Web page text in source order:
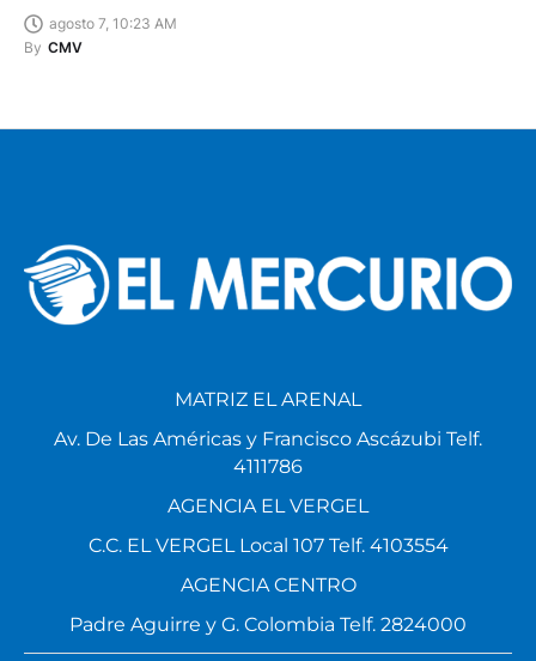
agosto 7, 10:23 AM
By CMV
MATRIZ EL ARENAL
Av. De Las Américas y Francisco Ascázubi Telf.
4111786
AGENCIA EL VERGEL
C.C. EL VERGEL Local 107 Telf. 4103554
AGENCIA CENTRO
Padre Aguirre y G. Colombia Telf. 2824000